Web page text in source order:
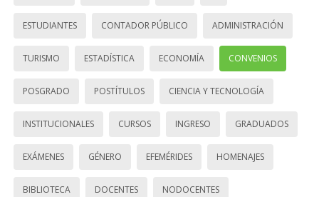
ESTUDIANTES CONTADOR PÚBLICO ADMINISTRACIÓN
TURISMO ESTADÍSTICA ECONOMÍA CONVENIOS
POSGRADO POSTÍTULOS CIENCIA Y TECNOLOGÍA
INSTITUCIONALES CURSOS INGRESO GRADUADOS
EXÁMENES GÉNERO EFEMÉRIDES HOMENAJES
BIBLIOTECA DOCENTES NODOCENTES